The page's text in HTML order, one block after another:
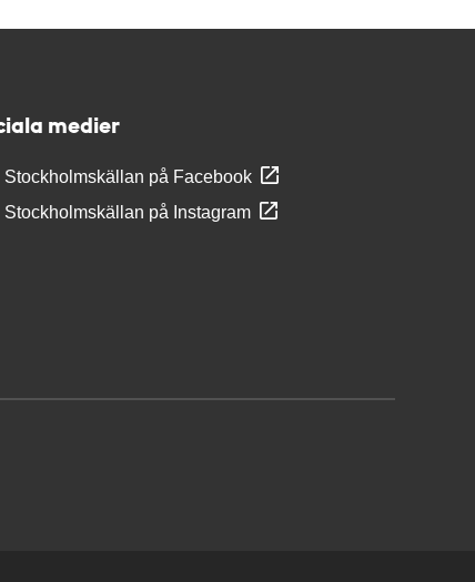
medier
Stockholmskällan på Facebook
Stockholmskällan på Instagram